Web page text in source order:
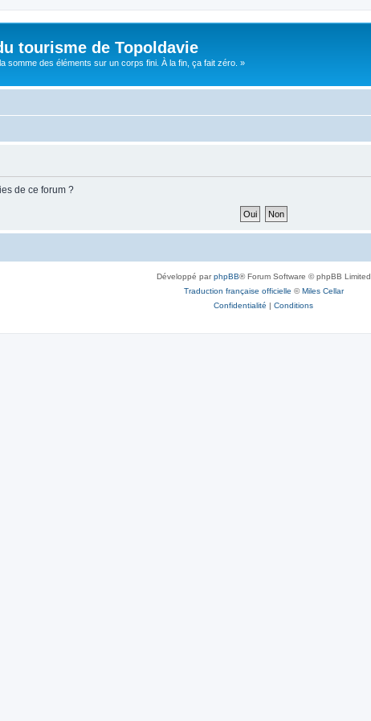
tourisme de Topoldavie
somme des éléments sur un corps fini. À la fin, ça fait zéro. »
de ce forum ?
Développé parphpBB® Forum Software © phpBB Limited
Traduction française officielle ©Miles Cellar
Confidentialité | Conditions